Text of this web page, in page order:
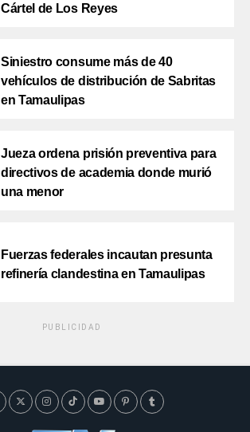
Cártel de Los Reyes
Siniestro consume más de 40
vehículos de distribución de Sabritas
en Tamaulipas
Jueza ordena prisión preventiva para
directivos de academia donde murió
una menor
Fuerzas federales incautan presunta
refinería clandestina en Tamaulipas
PUBLICIDAD